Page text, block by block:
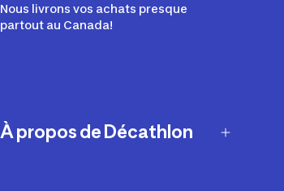
Nous livrons vos achats presque
partout au Canada!
À propos de Décathlon